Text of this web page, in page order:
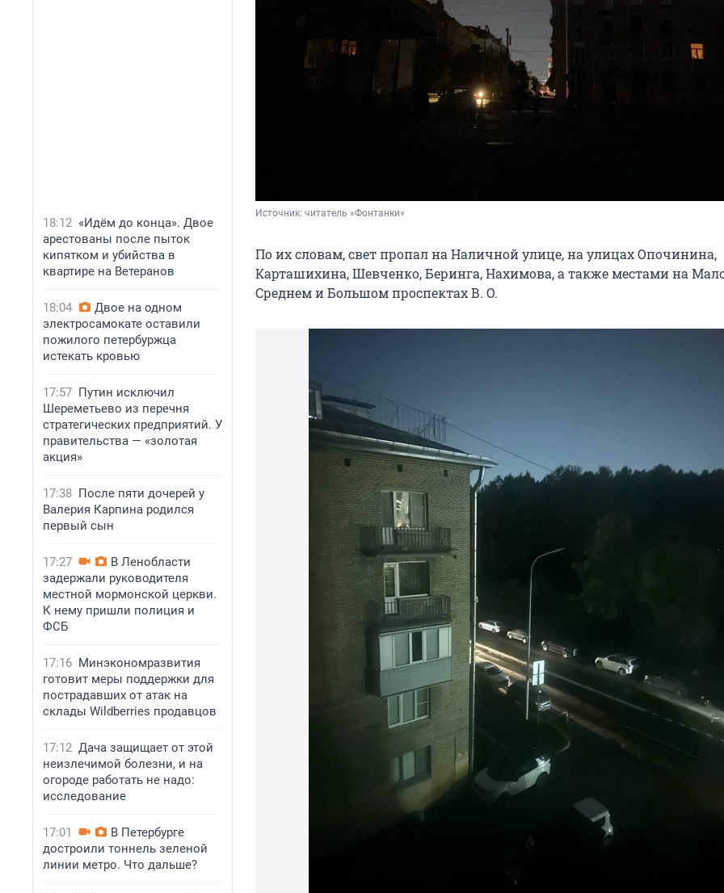
18:12 «Идём до конца». Двое
арестованы после пыток
кипятком и убийства в
квартире на Ветеранов
18:04
Двое на одном
электросамокате оставили
пожилого петербуржца
истекать кровью
17:57 Путин исключил
Шереметьево из перечня
стратегических предприятий. У
правительства — «золотая
акция»
17:38 После пяти дочерей у
Валерия Карпина родился
первый сын
17:27
В Ленобласти
задержали руководителя
местной мормонской церкви.
К нему пришли полиция и
ФСБ
17:16 Минэкономразвития
готовит меры поддержки для
пострадавших от атак на
склады Wildberries продавцов
17:12 Дача защищает от этой
неизлечимой болезни, и на
огороде работать не надо:
исследование
17:01
В Петербурге
достроили тоннель зеленой
линии метро. Что дальше?
Источник: читатель «Фонтанки»
По их словам, свет пропал на Наличной улице, на улицах Опочинина,
Карташихина, Шевченко, Беринга, Нахимова, а также местами на
Среднем и Большом проспектахВ. О.